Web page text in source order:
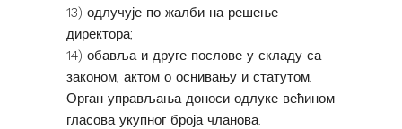
13) одлучује по жалби на решење
директора;
14) обавља и друге послове у складу са
законом, актом о оснивању и статутом.
Орган управљања доноси одлуке већином
гласова укупног броја чланова.